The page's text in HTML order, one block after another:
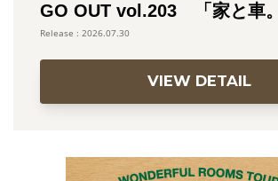
GO OUT vol.203 「家と車。
2026.07.30
VIEW DETAIL